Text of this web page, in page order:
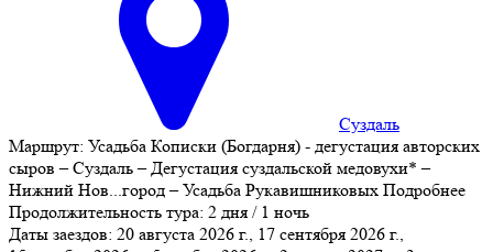
Суздаль
Маршрут: Усадьба Кописки (Богдарня) - дегустация авторских
сыров – Суздаль – Дегустация суздальской медовухи* –
Нижний Нов...город – Усадьба Рукавишниковых Подробнее
Продолжительность тура: 2 дня / 1 ночь
Даты заездов: 20 августа 2026 г., 17 сентября 2026 г.,